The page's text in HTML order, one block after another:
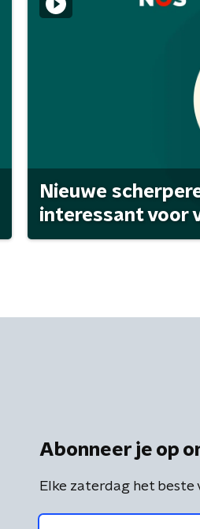
Nieuwe
interessant voor
Abonneer je op
Elke zaterdag het beste